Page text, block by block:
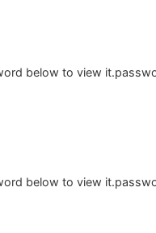
below to view
below to view